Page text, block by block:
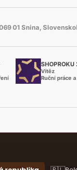
01 Snina, Slovensko
Vítěz
Ruční práce